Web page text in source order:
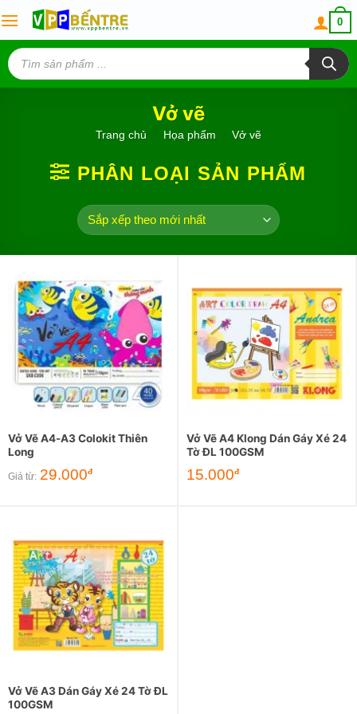
to
content
0
Tìm
kiếm
sản
phẩm
Vở vẽ
Trang chủ Họa phẩm Vở vẽ
PHÂN LOẠI SẢN PHẨM
Vở Vẽ A4-A3 Colokit Thiên
Long
Giá từ: 29.000đ
Vở Vẽ A4 Klong Dán Gáy Xé 24
Tờ ĐL 100GSM
15.000đ
Vở Vẽ A3 Dán Gáy Xé 24 Tờ ĐL
100GSM